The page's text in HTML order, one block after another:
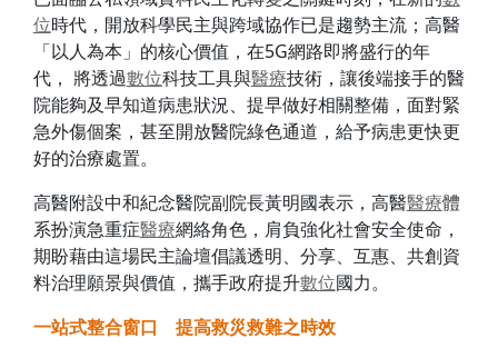
位時代，開放科學民主與跨域協作已是趨勢主流；高醫
「以人為本」的核心價值，在5G網路即將盛行的年
代， 將透過數位科技工具與醫療技術，讓後端接手的醫
院能夠及早知道病患狀況、提早做好相關整備，面對緊
急外傷個案，甚至開放醫院綠色通道，給予病患更快更
好的治療處置。
高醫附設中和紀念醫院副院長黃明國表示，高醫醫療體
系扮演急重症醫療網絡角色，肩負強化社會安全使命，
期盼藉由這場民主論壇倡議透明、分享、互惠、共創資
料治理願景與價值，攜手政府提升數位國力。
一站式整合窗口 提高救災救難之時效